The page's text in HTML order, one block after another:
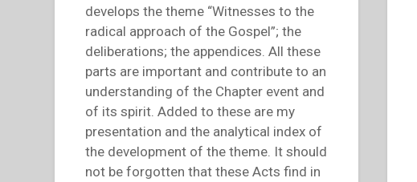
develops the theme “Witnesses to the
radical approach of the Gospel”; the
deliberations; the appendices. All these
parts are important and contribute to an
understanding of the Chapter event and
of its spirit. Added to these are my
presentation and the analytical index of
the development of the theme. It should
not be forgotten that these Acts find in